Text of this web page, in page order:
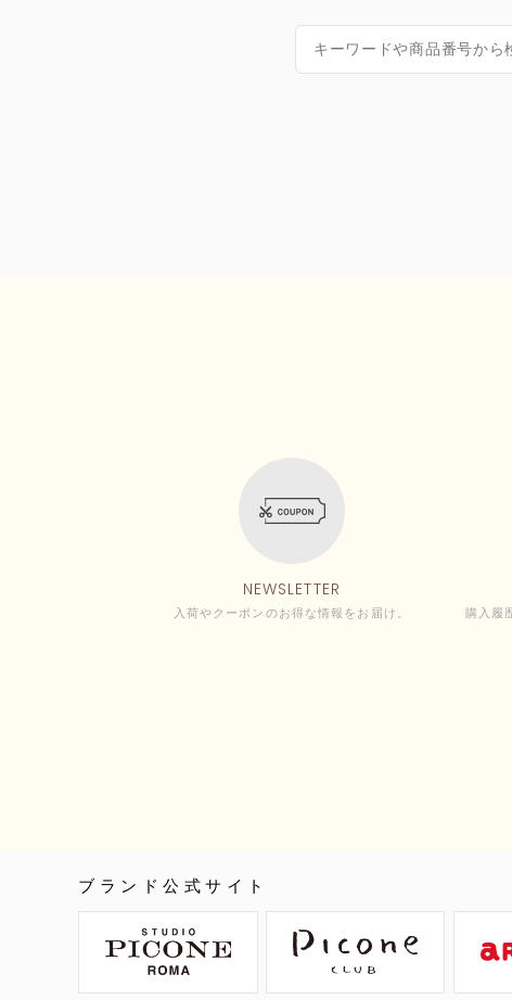
NEWSLETTER
入荷やクーポンのお得な情報をお届け。
購入履
ブランド公式サイト